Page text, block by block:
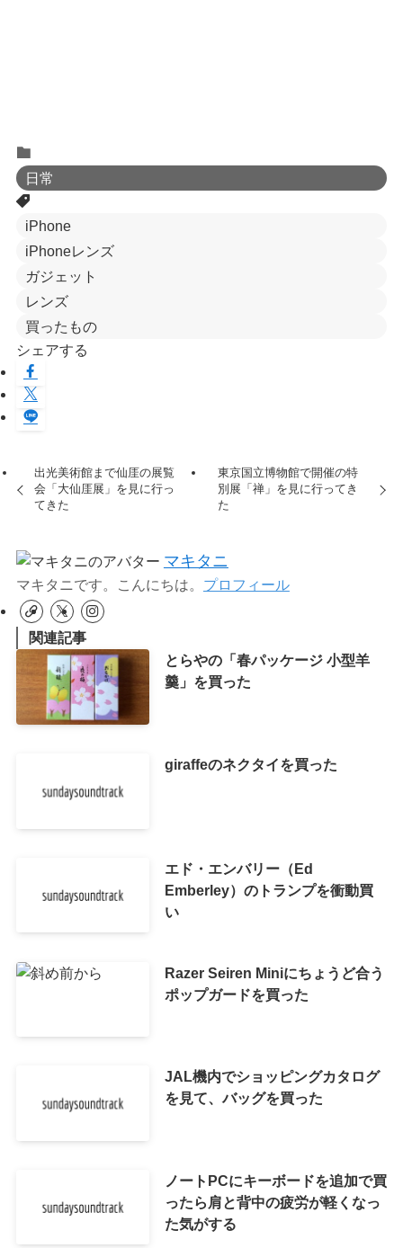
日常
iPhone
iPhoneレンズ
ガジェット
レンズ
買ったもの
シェアする
出光美術館まで仙厓の展覧
会「大仙厓展」を見に行っ
てきた
東京国立博物館で開催の特
別展「禅」を見に行ってき
た
マキタニ
マキタニです。こんにちは。 プロフィール
関連記事
とらやの「春パッケージ 小型羊
羹」を買った
giraffeのネクタイを買った
エド・エンバリー（Ed
Emberley）のトランプを衝動買
い
Razer Seiren Miniにちょうど合う
ポップガードを買った
JAL機内でショッピングカタログ
を見て、バッグを買った
ノートPCにキーボードを追加で買
ったら肩と背中の疲労が軽くなっ
た気がする